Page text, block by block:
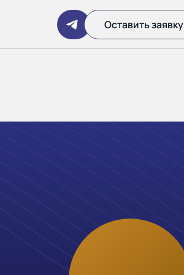
Написать
Оставить заявку